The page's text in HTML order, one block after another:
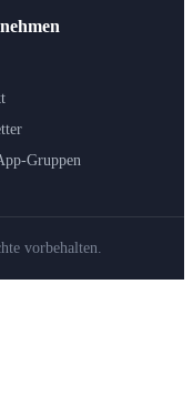
Gruppen
vorbehalten.